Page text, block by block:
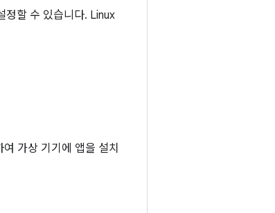
정할 수 있습니다. Linux
가상 기기에 앱을 설치